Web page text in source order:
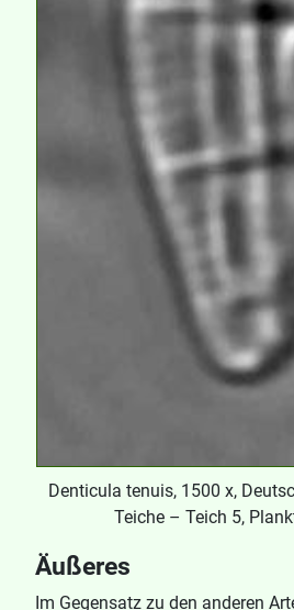
Denticula tenuis, 1500 x,
Teiche – Teich 5,
Äußeres
Im Gegensatz zu den anderen